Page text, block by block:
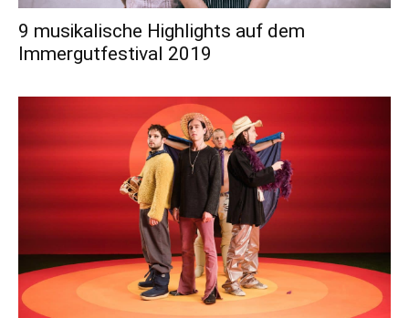
9 musikalische Highlights auf dem
Immergutfestival 2019